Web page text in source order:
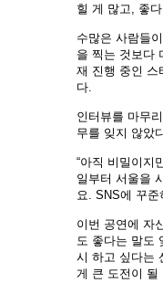
힐 게 많고, 좋
수많은 사람들
을 찍는 것보다
재 진행 중인 스
다.
인터뷰를 마무
무를 잊지 않았
“아직 비밀이지
일부터 서울을
요. SNS에 꾸준
이번 공연에 자
도 좋다는 말도
시 하고 싶다는
게 큰 도전이 될